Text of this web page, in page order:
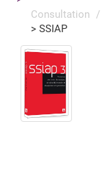
Consultation
> SSIAP